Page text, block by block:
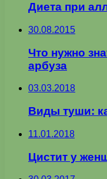
Диета при
30.08.2015
Что нужно
арбуза
03.03.2018
Виды туши:
11.01.2018
Цистит у